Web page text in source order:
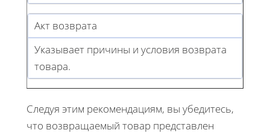
Акт возврата
Указывает причины и условия возврата
товара.
Следуя этим рекомендациям, вы убедитесь,
что возвращаемый товар представлен